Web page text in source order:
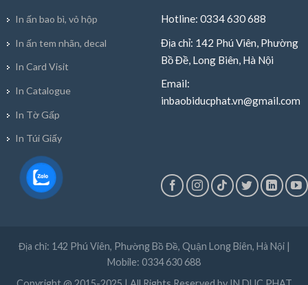
In ấn bao bì, vỏ hộp
In ấn tem nhãn, decal
In Card Visit
In Catalogue
In Tờ Gấp
In Túi Giấy
Hotline: 0334 630 688
Địa chỉ: 142 Phú Viên, Phường
Bồ Đề, Long Biên, Hà Nội
Email:
inbaobiducphat.vn@gmail.com
Địa chỉ: 142 Phú Viên, Phường Bồ Đề, Quận Long Biên, Hà Nội |
Mobile: 0334 630 688